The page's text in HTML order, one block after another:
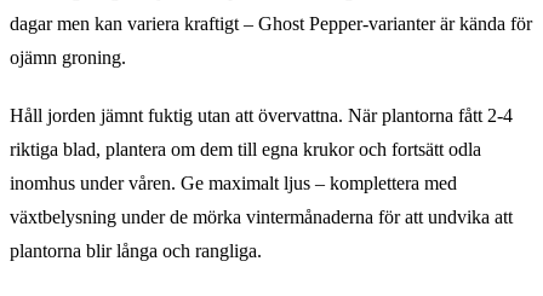
dagar men kan variera kraftigt – Ghost Pepper-varianter är kända för
ojämn groning.
Håll jorden jämnt fuktig utan att övervattna. När plantorna fått 2-4
riktiga blad, plantera om dem till egna krukor och fortsätt odla
inomhus under våren. Ge maximalt ljus – komplettera med
växtbelysning under de mörka vintermånaderna för att undvika att
plantorna blir långa och rangliga.